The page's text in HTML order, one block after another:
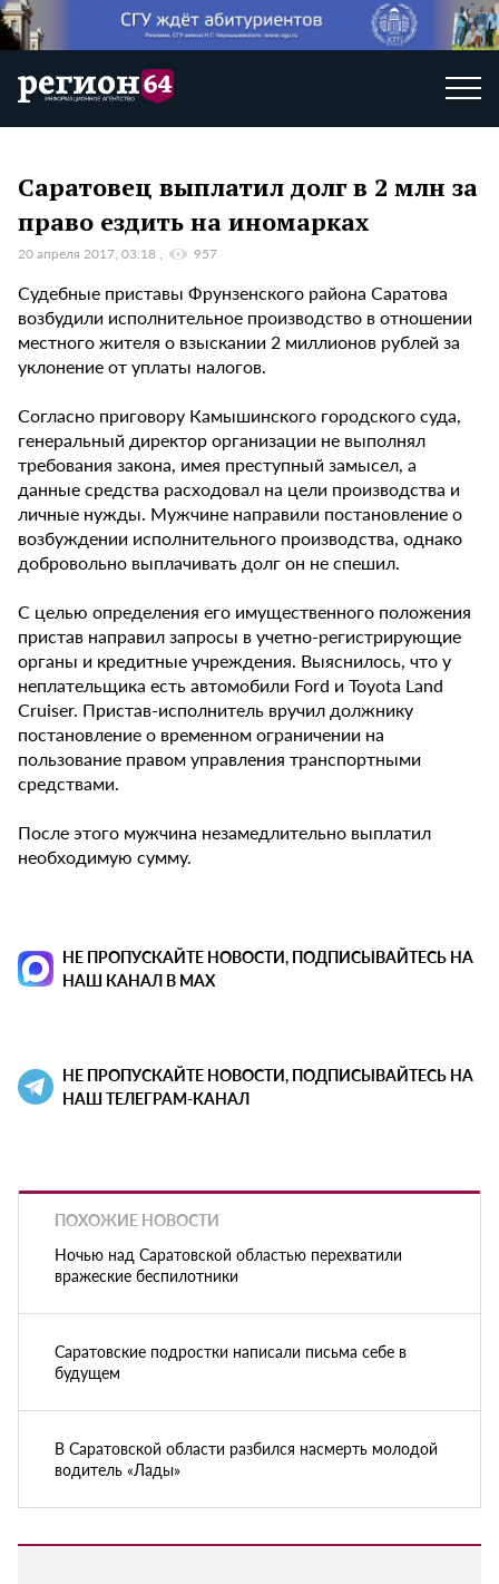
Саратовец выплатил долг в 2 млн за
право ездить на иномарках
20 апреля 2017, 03:18 957
Судебные приставы Фрунзенского района Саратова
возбудили исполнительное производство в отношении
местного жителя о взыскании 2 миллионов рублей за
уклонение от уплаты налогов.
Согласно приговору Камышинского городского суда,
генеральный директор организации не выполнял
требования закона, имея преступный замысел, а
данные средства расходовал на цели производства и
личные нужды. Мужчине направили постановление о
возбуждении исполнительного производства, однако
добровольно выплачивать долг он не спешил.
С целью определения его имущественного положения
пристав направил запросы в учетно-регистрирующие
органы и кредитные учреждения. Выяснилось, что у
неплательщика есть автомобили Ford и Toyota Land
Cruiser. Пристав-исполнитель вручил должнику
постановление о временном ограничении на
пользование правом управления транспортными
средствами.
После этого мужчина незамедлительно выплатил
необходимую сумму.
НЕ ПРОПУСКАЙТЕ НОВОСТИ, ПОДПИСЫВАЙТЕСЬ НА
НАШ КАНАЛ В MAX
НЕ ПРОПУСКАЙТЕ НОВОСТИ, ПОДПИСЫВАЙТЕСЬ НА
НАШ ТЕЛЕГРАМ-КАНАЛ
ПОХОЖИЕ НОВОСТИ
Ночью над Саратовской областью перехватили
вражеские беспилотники
Саратовские подростки написали письма себе в
будущем
В Саратовской области разбился насмерть молодой
водитель «Лады»